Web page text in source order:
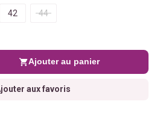
42 44
Ajouter au panier
aux favoris